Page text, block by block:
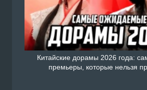
Китайские дорамы 2026 года:
премьеры, которые нельзя